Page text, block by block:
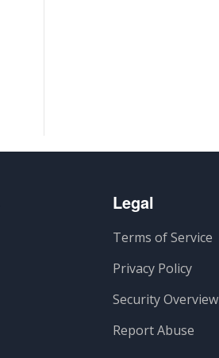
Legal
Terms of Service
Privacy Policy
Security Overview
Report Abuse